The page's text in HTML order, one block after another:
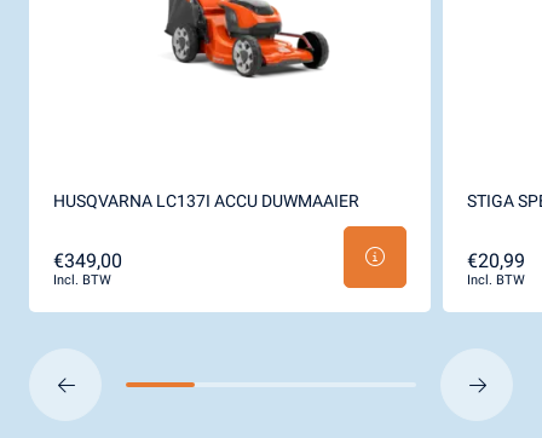
HUSQVARNA LC137I ACCU DUWMAAIER
€349,00
Incl. BTW
STIGA
€20,99
Incl. BTW